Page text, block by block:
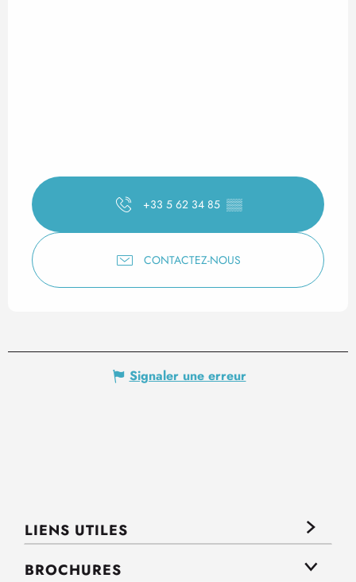
+33 5 62 34 85 ▒▒
CONTACTEZ-NOUS
Signaler une erreur
LIENS UTILES
BROCHURES